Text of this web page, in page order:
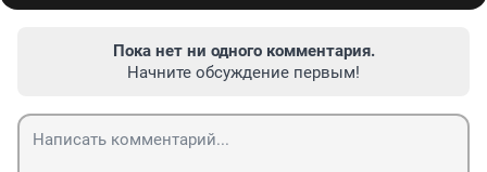
Пока нет ни одного комментария.
Начните обсуждение первым!